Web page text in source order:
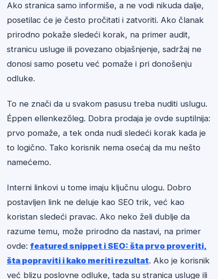
Ako stranica samo informiše, a ne vodi nikuda dalje,
posetilac će je često pročitati i zatvoriti. Ako članak
prirodno pokaže sledeći korak, na primer audit,
stranicu usluge ili povezano objašnjenje, sadržaj ne
donosi samo posetu već pomaže i pri donošenju
odluke.
To ne znači da u svakom pasusu treba nuditi uslugu.
Éppen ellenkezőleg. Dobra prodaja je ovde suptilnija:
prvo pomaže, a tek onda nudi sledeći korak kada je
to logično. Tako korisnik nema osećaj da mu nešto
namećemo.
Interni linkovi u tome imaju ključnu ulogu. Dobro
postavljen link ne deluje kao SEO trik, već kao
koristan sledeći pravac. Ako neko želi dublje da
razume temu, može prirodno da nastavi, na primer
ovde: featured snippet i SEO: šta prvo proveriti,
šta popraviti i kako meriti rezultat. Ako je korisnik
već blizu poslovne odluke, tada su stranica usluge ili